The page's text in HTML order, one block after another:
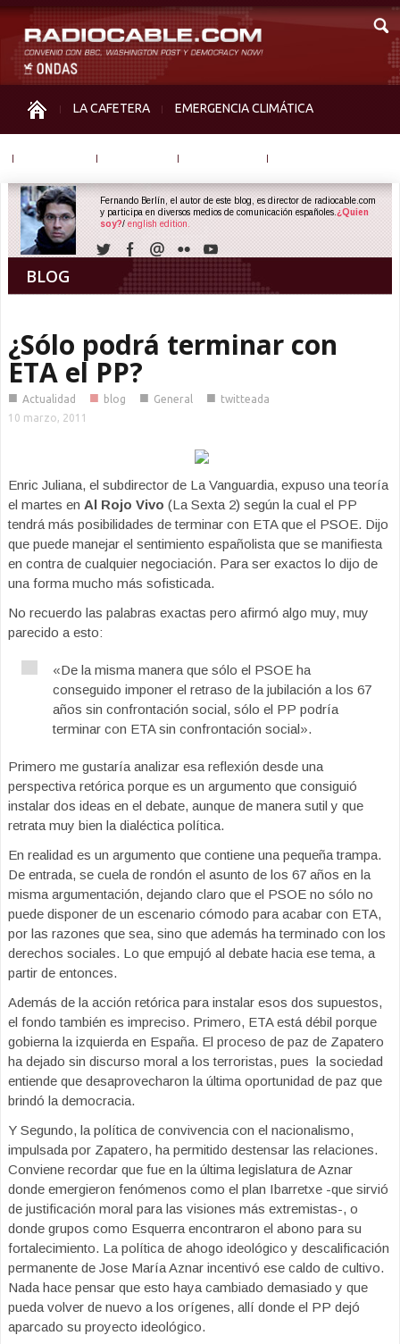
LA CAFETERA EMERGENCIA CLIMÁTICA
BLOG
Fernando Berlín, el autor de este blog, es director de radiocable.com
y participa en diversos medios de comunicación españoles. ¿Quien
soy?/ english edition.
¿Sólo podrá terminar con
ETA el PP?
■ Actualidad ■ blog ■ General ■ twitteada
10 marzo, 2011
Enric Juliana, el subdirector de La Vanguardia, expuso una teoría
el martes en Al Rojo Vivo (La Sexta 2) según la cual el PP
tendrá más posibilidades de terminar con ETA que el PSOE. Dijo
que puede manejar el sentimiento españolista que se manifiesta
en contra de cualquier negociación. Para ser exactos lo dijo de
una forma mucho más sofisticada.
No recuerdo las palabras exactas pero afirmó algo muy, muy
parecido a esto:
«De la misma manera que sólo el PSOE ha
conseguido imponer el retraso de la jubilación a los 67
años sin confrontación social, sólo el PP podría
terminar con ETA sin confrontación social».
Primero me gustaría analizar esa reflexión desde una
perspectiva retórica porque es un argumento que consiguió
instalar dos ideas en el debate, aunque de manera sutil y que
retrata muy bien la dialéctica política.
En realidad es un argumento que contiene una pequeña trampa.
De entrada, se cuela de rondón el asunto de los 67 años en la
misma argumentación, dejando claro que el PSOE no sólo no
puede disponer de un escenario cómodo para acabar con ETA,
por las razones que sea, sino que además ha terminado con los
derechos sociales. Lo que empujó al debate hacia ese tema, a
partir de entonces.
Además de la acción retórica para instalar esos dos supuestos,
el fondo también es impreciso. Primero, ETA está débil porque
gobierna la izquierda en España. El proceso de paz de Zapatero
ha dejado sin discurso moral a los terroristas, pues la sociedad
entiende que desaprovecharon la última oportunidad de paz que
brindó la democracia.
Y Segundo, la política de convivencia con el nacionalismo,
impulsada por Zapatero, ha permitido destensar las relaciones.
Conviene recordar que fue en la última legislatura de Aznar
donde emergieron fenómenos como el plan Ibarretxe -que sirvió
de justificación moral para las visiones más extremistas-, o
donde grupos como Esquerra encontraron el abono para su
fortalecimiento. La política de ahogo ideológico y descalificación
permanente de Jose María Aznar incentivó ese caldo de cultivo.
Nada hace pensar que esto haya cambiado demasiado y que
pueda volver de nuevo a los orígenes, allí donde el PP dejó
aparcado su proyecto ideológico.